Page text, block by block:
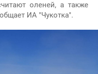
оленей, а также
ИА "Чукотка".